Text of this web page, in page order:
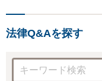
法律Q&Aを探す